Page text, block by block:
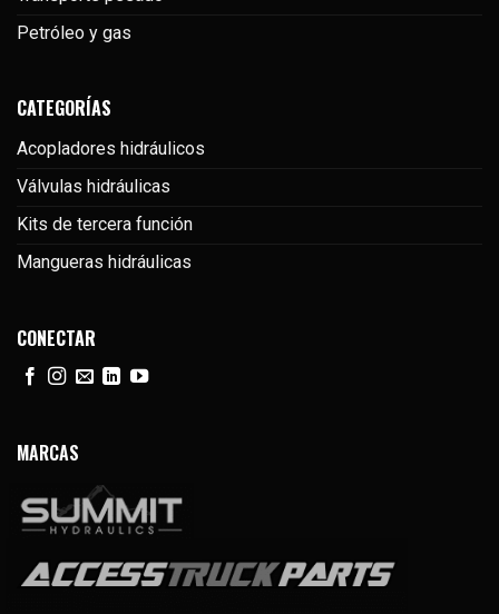
Petróleo y gas
CATEGORÍAS
Acopladores hidráulicos
Válvulas hidráulicas
Kits de tercera función
Mangueras hidráulicas
CONECTAR
MARCAS